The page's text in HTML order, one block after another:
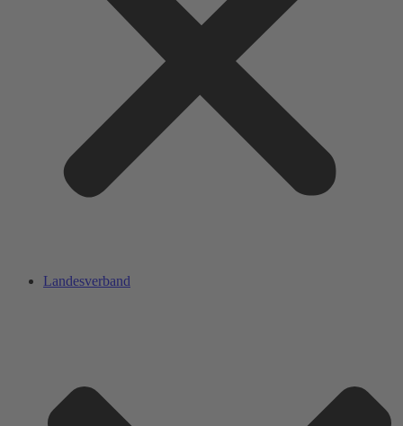
Landesverband